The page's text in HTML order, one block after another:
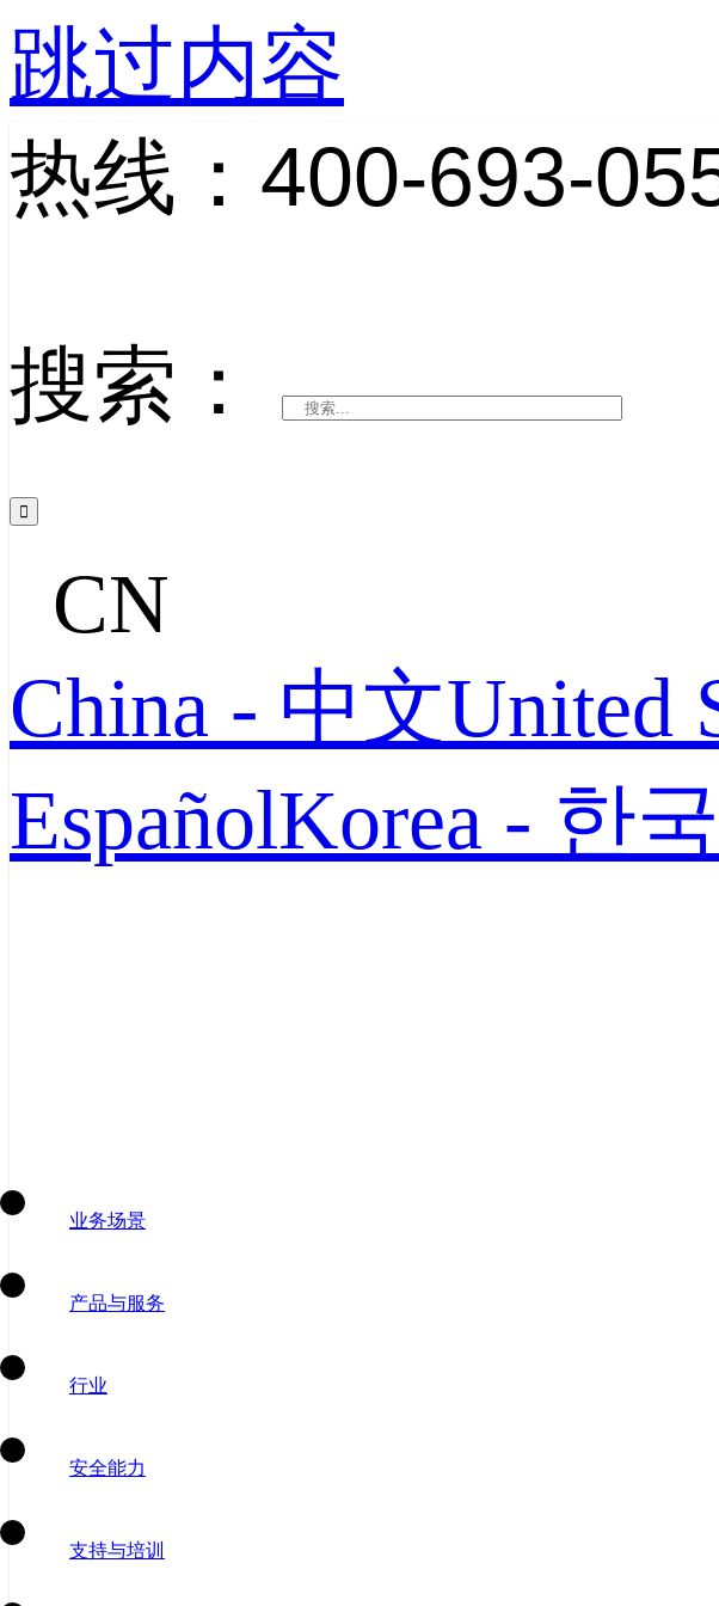
跳过内容
热线：400-693-
搜索：
CN
China - 中文United
EspañolKorea - 한
业务场景
产品与服务
行业
安全能力
支持与培训